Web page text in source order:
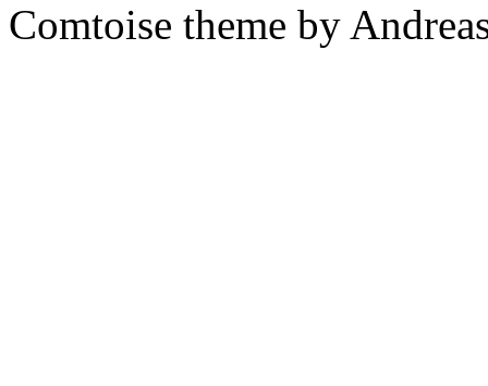
Comtoise theme by